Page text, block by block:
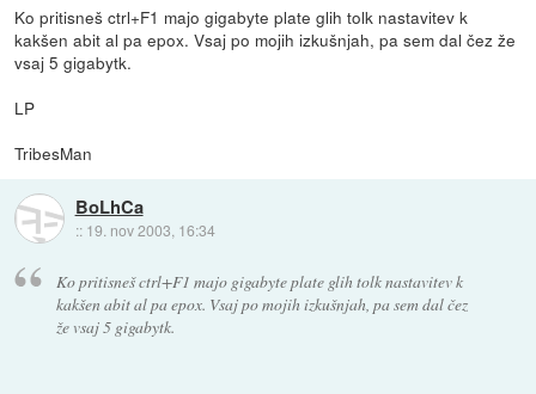
Ko pritisneš ctrl+F1 majo gigabyte plate glih tolk nastavitev k
kakšen abit al pa epox. Vsaj po mojih izkušnjah, pa sem dal čez že
vsaj 5 gigabytk.
LP
TribesMan
BoLhCa
:: 19. nov 2003, 16:34
Ko pritisneš ctrl+F1 majo gigabyte plate glih tolk nastavitev k
kakšen abit al pa epox. Vsaj po mojih izkušnjah, pa sem dal čez
že vsaj 5 gigabytk.